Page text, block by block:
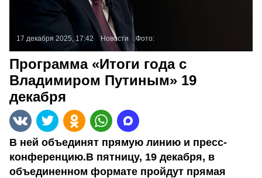
17 декабря 2025, 17:42 Новости Фото:
Программа «Итоги года с
Владимиром Путиным» 19
декабря
В ней объединят прямую линию и пресс-
конференцию.В пятницу, 19 декабря, в
объединенном формате пройдут прямая